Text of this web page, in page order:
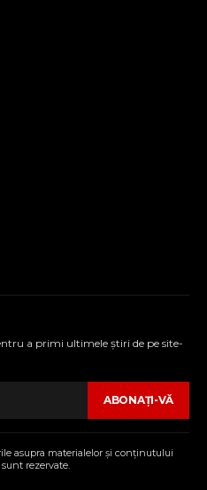
a primi ultimele ştiri de pe site-
ABONAŢI-VĂ
asupra materialelor şi conţinutului
rezervate.